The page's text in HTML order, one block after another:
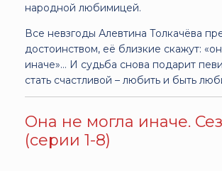
народной любимицей.
Все невзгоды Алевтина Толкачёва
достоинством, её близкие скажут:
иначе»… И судьба снова подарит
стать счастливой – любить и быть
Она не могла иначе.
(серии 1-8)